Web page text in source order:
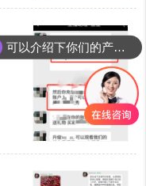
可以介绍下你们的产品么